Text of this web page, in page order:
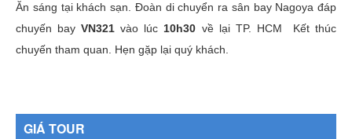
Ăn sáng tại khách sạn. Đoàn di chuyển ra sân bay Nagoya đáp
chuyến bayVN321 vào lúc10h30 về lại TP. HCM Kết thúc
chuyến tham quan. Hẹn gặp lại quý khách.
GIÁ TOUR